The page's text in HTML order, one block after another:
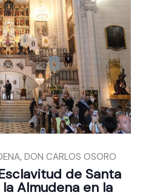
, DON CARLOS OSORO
de Santa
Almudena en la